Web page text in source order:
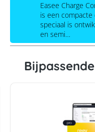
Easee Charge
is een compacte
speciaal is
en semi…